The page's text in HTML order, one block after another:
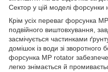
Сектор у цій моделі форсунки
Крім усіх переваг форсунка
подвійного виштовхування,
засмічується частинками
домішок із води зі зворотного
форсунка MP rotator
легко знімається й